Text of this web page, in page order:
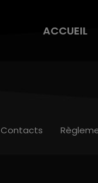
ACCUEIL
Contacts